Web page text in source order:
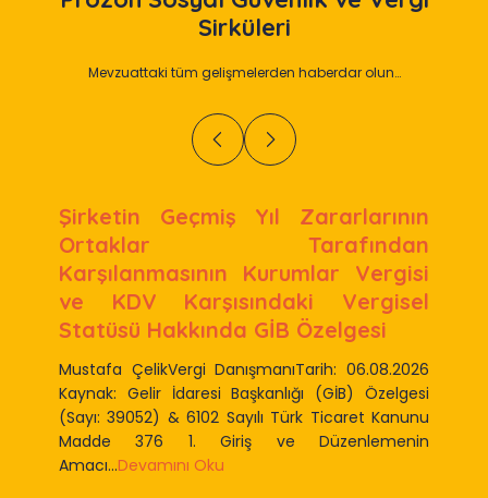
Sirküleri
Mevzuattaki tüm gelişmelerden haberdar olun…
Şirketin Geçmiş Yıl Zararlarının
Ortaklar Tarafından
Karşılanmasının Kurumlar Vergisi
ve KDV Karşısındaki Vergisel
Statüsü Hakkında GİB Özelgesi
Mustafa ÇelikVergi DanışmanıTarih: 06.08.2026
Kaynak: Gelir İdaresi Başkanlığı (GİB) Özelgesi
(Sayı: 39052) & 6102 Sayılı Türk Ticaret Kanunu
Madde 376 1. Giriş ve Düzenlemenin
Amacı...Devamını Oku